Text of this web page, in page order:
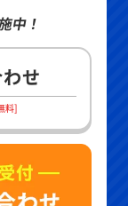
中！
せ
料]